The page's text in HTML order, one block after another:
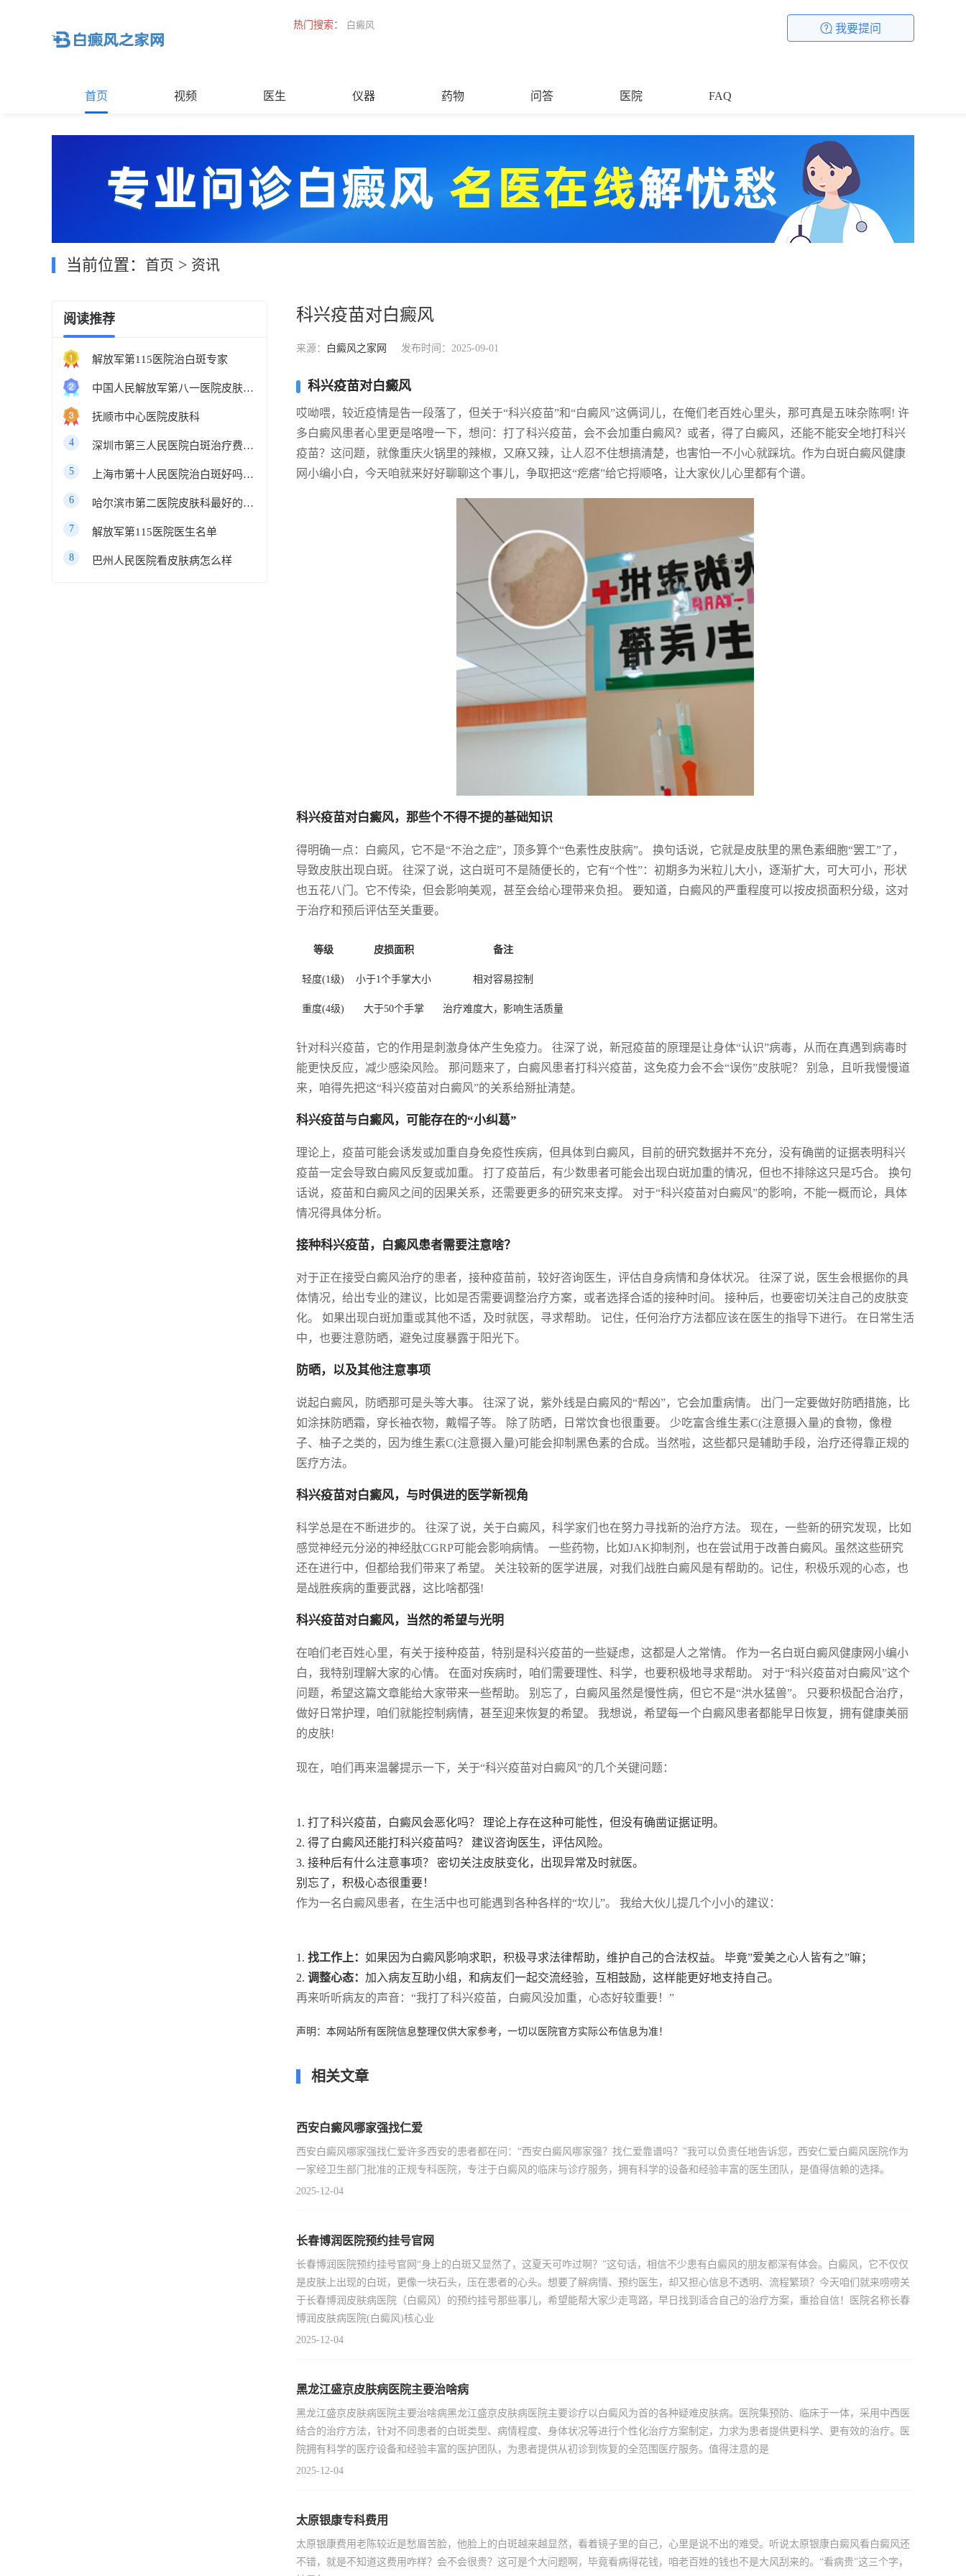
热门搜索： 白癜风 我要提问
首页 视频 医生 仪器 药物 问答 医院 FAQ
当前位置： 首页 > 资讯
阅读推荐
解放军第115医院治白斑专家
中国人民解放军第八一医院皮肤科最好的医生
抚顺市中心医院皮肤科
4 深圳市第三人民医院白斑治疗费用多少
5 上海市第十人民医院治白斑好吗知乎
6 哈尔滨市第二医院皮肤科最好的医生
7 解放军第115医院医生名单
8 巴州人民医院看皮肤病怎么样
科兴疫苗对白癜风
来源： 白癜风之家网 发布时间：2025-09-01
科兴疫苗对白癜风
哎呦喂，较近疫情是告一段落了，但关于“科兴疫苗”和“白癜风”这俩词儿，在俺们老百姓心里头，那可真是五味杂陈啊! 许
多白癜风患者心里更是咯噔一下，想问：打了科兴疫苗，会不会加重白癜风？或者，得了白癜风，还能不能安全地打科兴
疫苗？这问题，就像重庆火锅里的辣椒，又麻又辣，让人忍不住想搞清楚，也害怕一不小心就踩坑。作为白斑白癜风健康
网小编小白，今天咱就来好好聊聊这个事儿，争取把这“疙瘩”给它捋顺咯，让大家伙儿心里都有个谱。
科兴疫苗对白癜风，那些个不得不提的基础知识
得明确一点：白癜风，它不是“不治之症”，顶多算个“色素性皮肤病”。 换句话说，它就是皮肤里的黑色素细胞“罢工”了，
导致皮肤出现白斑。 往深了说，这白斑可不是随便长的，它有“个性”：初期多为米粒儿大小，逐渐扩大，可大可小，形状
也五花八门。它不传染，但会影响美观，甚至会给心理带来负担。 要知道，白癜风的严重程度可以按皮损面积分级，这对
于治疗和预后评估至关重要。
等级 皮损面积 备注
轻度(1级) 小于1个手掌大小 相对容易控制
重度(4级) 大于50个手掌 治疗难度大，影响生活质量
针对科兴疫苗，它的作用是刺激身体产生免疫力。 往深了说，新冠疫苗的原理是让身体“认识”病毒，从而在真遇到病毒时
能更快反应，减少感染风险。 那问题来了，白癜风患者打科兴疫苗，这免疫力会不会“误伤”皮肤呢？ 别急，且听我慢慢道
来，咱得先把这“科兴疫苗对白癜风”的关系给掰扯清楚。
科兴疫苗与白癜风，可能存在的“小纠葛”
理论上，疫苗可能会诱发或加重自身免疫性疾病，但具体到白癜风，目前的研究数据并不充分，没有确凿的证据表明科兴
疫苗一定会导致白癜风反复或加重。 打了疫苗后，有少数患者可能会出现白斑加重的情况，但也不排除这只是巧合。 换句
话说，疫苗和白癜风之间的因果关系，还需要更多的研究来支撑。 对于“科兴疫苗对白癜风”的影响，不能一概而论，具体
情况得具体分析。
接种科兴疫苗，白癜风患者需要注意啥？
对于正在接受白癜风治疗的患者，接种疫苗前，较好咨询医生，评估自身病情和身体状况。 往深了说，医生会根据你的具
体情况，给出专业的建议，比如是否需要调整治疗方案，或者选择合适的接种时间。 接种后，也要密切关注自己的皮肤变
化。 如果出现白斑加重或其他不适，及时就医，寻求帮助。 记住，任何治疗方法都应该在医生的指导下进行。 在日常生活
中，也要注意防晒，避免过度暴露于阳光下。
防晒，以及其他注意事项
说起白癜风，防晒那可是头等大事。 往深了说，紫外线是白癜风的“帮凶”，它会加重病情。 出门一定要做好防晒措施，比
如涂抹防晒霜，穿长袖衣物，戴帽子等。 除了防晒，日常饮食也很重要。 少吃富含维生素C(注意摄入量)的食物，像橙
子、柚子之类的，因为维生素C(注意摄入量)可能会抑制黑色素的合成。当然啦，这些都只是辅助手段，治疗还得靠正规的
医疗方法。
科兴疫苗对白癜风，与时俱进的医学新视角
科学总是在不断进步的。 往深了说，关于白癜风，科学家们也在努力寻找新的治疗方法。 现在，一些新的研究发现，比如
感觉神经元分泌的神经肽CGRP可能会影响病情。 一些药物，比如JAK抑制剂，也在尝试用于改善白癜风。虽然这些研究
还在进行中，但都给我们带来了希望。 关注较新的医学进展，对我们战胜白癜风是有帮助的。记住，积极乐观的心态，也
是战胜疾病的重要武器，这比啥都强!
科兴疫苗对白癜风，当然的希望与光明
在咱们老百姓心里，有关于接种疫苗，特别是科兴疫苗的一些疑虑，这都是人之常情。 作为一名白斑白癜风健康网小编小
白，我特别理解大家的心情。 在面对疾病时，咱们需要理性、科学，也要积极地寻求帮助。 对于“科兴疫苗对白癜风”这个
问题，希望这篇文章能给大家带来一些帮助。 别忘了，白癜风虽然是慢性病，但它不是“洪水猛兽”。 只要积极配合治疗，
做好日常护理，咱们就能控制病情，甚至迎来恢复的希望。 我想说，希望每一个白癜风患者都能早日恢复，拥有健康美丽
的皮肤!
现在，咱们再来温馨提示一下，关于“科兴疫苗对白癜风”的几个关键问题：
1. 打了科兴疫苗，白癜风会恶化吗？ 理论上存在这种可能性，但没有确凿证据证明。
2. 得了白癜风还能打科兴疫苗吗？ 建议咨询医生，评估风险。
3. 接种后有什么注意事项？ 密切关注皮肤变化，出现异常及时就医。
别忘了，积极心态很重要！
作为一名白癜风患者，在生活中也可能遇到各种各样的“坎儿”。 我给大伙儿提几个小小的建议：
1. 找工作上： 如果因为白癜风影响求职，积极寻求法律帮助，维护自己的合法权益。 毕竟”爱美之心人皆有之”嘛；
2. 调整心态： 加入病友互助小组，和病友们一起交流经验，互相鼓励，这样能更好地支持自己。
再来听听病友的声音：“我打了科兴疫苗，白癜风没加重，心态好较重要！”
声明：本网站所有医院信息整理仅供大家参考，一切以医院官方实际公布信息为准！
相关文章
西安白癜风哪家强找仁爱
西安白癜风哪家强找仁爱许多西安的患者都在问：“西安白癜风哪家强？找仁爱靠谱吗？”我可以负责任地告诉您，西安仁爱白癜风医院作为
一家经卫生部门批准的正规专科医院，专注于白癜风的临床与诊疗服务，拥有科学的设备和经验丰富的医生团队，是值得信赖的选择。
2025-12-04
长春博润医院预约挂号官网
长春博润医院预约挂号官网“身上的白斑又显然了，这夏天可咋过啊？”这句话，相信不少患有白癜风的朋友都深有体会。白癜风，它不仅仅
是皮肤上出现的白斑，更像一块石头，压在患者的心头。想要了解病情、预约医生，却又担心信息不透明、流程繁琐？今天咱们就来唠唠关
于长春博润皮肤病医院（白癜风）的预约挂号那些事儿，希望能帮大家少走弯路，早日找到适合自己的治疗方案，重拾自信！医院名称长春
博润皮肤病医院(白癜风)核心业
2025-12-04
黑龙江盛京皮肤病医院主要治啥病
黑龙江盛京皮肤病医院主要治啥病黑龙江盛京皮肤病医院主要诊疗以白癜风为首的各种疑难皮肤病。医院集预防、临床于一体，采用中西医
结合的治疗方法，针对不同患者的白斑类型、病情程度、身体状况等进行个性化治疗方案制定，力求为患者提供更科学、更有效的治疗。医
院拥有科学的医疗设备和经验丰富的医护团队，为患者提供从初诊到恢复的全范围医疗服务。值得注意的是
2025-12-04
太原银康专科费用
太原银康费用老陈较近是愁眉苦脸，他脸上的白斑越来越显然，看着镜子里的自己，心里是说不出的难受。听说太原银康白癜风看白癜风还
不错，就是不知道这费用咋样？会不会很贵？这可是个大问题啊，毕竟看病得花钱，咱老百姓的钱也不是大风刮来的。“看病贵”这三个字，